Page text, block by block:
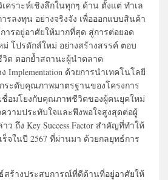
คราะห์เชิงลึกในทุกๆ ด้าน ตั้งแต่ ทำเล
รลงทุน อย่างจริงจัง เพื่อออกแบบสินค้า
ารอยู่อาศัยให้มากที่สุด สู่การต่อยอด
ม่ โปรดักส์ใหม่ อย่างสร้างสรรค์ ตอบ
ต ตอกย้ำสถานะผู้นำตลาด
Implementation ด้วยการนำเทคโนโลยี
ระดับคุณภาพมาตรฐานของโครงการ
ชื่อมโยงกับคุณภาพชีวิตของผู้คนยุคใหม่
ความประทับใจและพึงพอใจสูงสุดต่อผู้
ถึง Key Success Factor สำคัญที่ทำให้
จในปี 2567 ที่ผ่านมา ด้วยกลยุทธ์การ
สร้างประสบการณ์ที่ดีด้านที่อยู่อาศัยให้